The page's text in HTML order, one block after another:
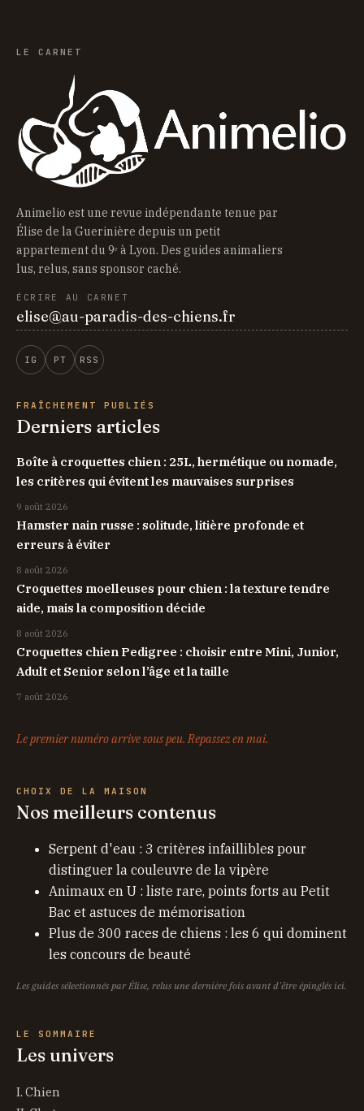
LE CARNET
Animelio est une revue indépendante tenue par
Élise de la Guerinière depuis un petit
appartement du 9ᵉ à Lyon. Des guides animaliers
lus, relus, sans sponsor caché.
ÉCRIRE AU CARNET
elise@au-paradis-des-chiens.fr
IG PT RSS
FRAÎCHEMENT PUBLIÉS
Derniers articles
Boîte à croquettes chien : 25L, hermétique ou nomade,
les critères qui évitent les mauvaises surprises
9 août 2026
Hamster nain russe : solitude, litière profonde et
erreurs à éviter
8 août 2026
Croquettes moelleuses pour chien : la texture tendre
aide, mais la composition décide
8 août 2026
Croquettes chien Pedigree : choisir entre Mini, Junior,
Adult et Senior selon l’âge et la taille
7 août 2026
Le premier numéro arrive sous peu. Repassez en mai.
CHOIX DE LA MAISON
Nos meilleurs contenus
Serpent d'eau : 3 critères infaillibles pour
distinguer la couleuvre de la vipère
Animaux en U : liste rare, points forts au Petit
Bac et astuces de mémorisation
Plus de 300 races de chiens : les 6 qui dominent
les concours de beauté
Les guides sélectionnés par Élise, relus une dernière fois avant d'être épinglés ici.
LE SOMMAIRE
Les univers
I. Chien